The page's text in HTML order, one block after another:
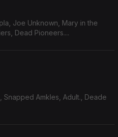
Joe Unknown, Mary in the
Dead Pioneers....
Snapped Amkles, Adult., Deade